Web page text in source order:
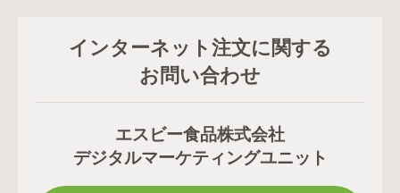
インターネット注文に関する
お問い合わせ
エスビー食品株式会社
デジタルマーケティングユニット